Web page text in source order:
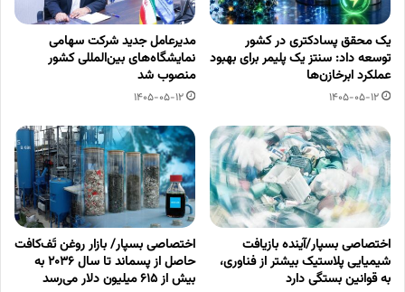
یک محقق پسادکتری در کشور
توسعه داد: سنتز یک پلیمر برای بهبود
عملکرد ابرخازن‌ها
1405-05-12
مدیرعامل جدید شرکت سهامی
نمایشگاه‌های بین‌المللی کشور
منصوب شد
1405-05-12
اختصاصی بسپار/آینده بازیافت
شیمیایی پلاستیک بیشتر از فناوری،
به قوانین بستگی دارد
اختصاصی بسپار/ بازار روغن تَف‌کافت
حاصل از پسماند تا سال ۲۰۳۶ به
بیش از ۶۱۵ میلیون دلار می‌رسد